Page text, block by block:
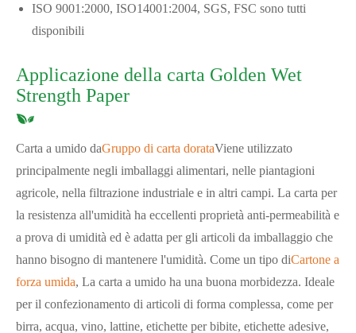
ISO 9001:2000, ISO14001:2004, SGS, FSC sono tutti
disponibili
Applicazione della carta Golden Wet
Strength Paper
Carta a umido daGruppo di carta dorataViene utilizzato
principalmente negli imballaggi alimentari, nelle piantagioni
agricole, nella filtrazione industriale e in altri campi. La carta per
la resistenza all'umidità ha eccellenti proprietà anti-permeabilità e
a prova di umidità ed è adatta per gli articoli da imballaggio che
hanno bisogno di mantenere l'umidità. Come un tipo diCartone a
forza umida, La carta a umido ha una buona morbidezza. Ideale
per il confezionamento di articoli di forma complessa, come per
birra, acqua, vino, lattine, etichette per bibite, etichette adesive,